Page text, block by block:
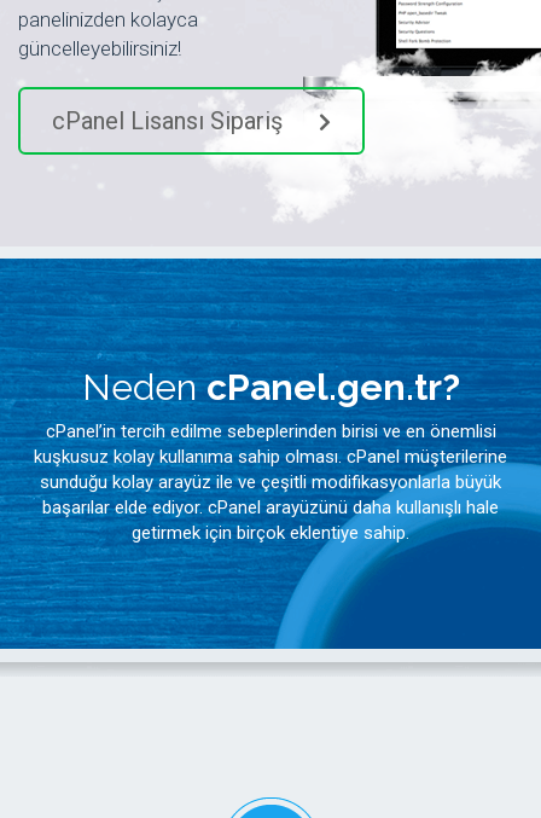
panelinizden kolayca
güncelleyebilirsiniz!
cPanel Lisansı Sipariş
NedencPanel.gen.tr?
cPanel’in tercih edilme sebeplerinden birisi ve en önemlisi
kuşkusuz kolay kullanıma sahip olması. cPanel müşterilerine
sunduğu kolay arayüz ile ve çeşitli modifikasyonlarla büyük
başarılar elde ediyor. cPanel arayüzünü daha kullanışlı hale
getirmek için birçok eklentiye sahip.